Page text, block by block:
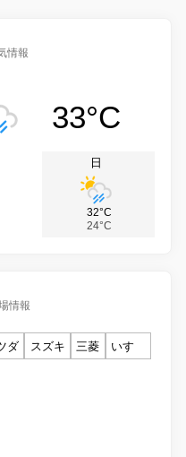
情報
33°C
日
32°C
24°C
情報
ダ スズキ 三菱
いすゞ